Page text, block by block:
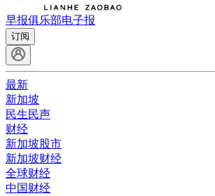
早报俱乐部电子报
订阅
最新
新加坡
民生民声
财经
新加坡股市
新加坡财经
全球财经
中国财经